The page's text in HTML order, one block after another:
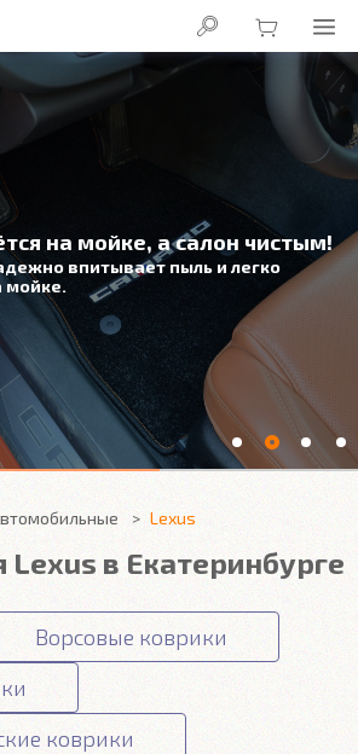
на мойке, а салон чистым!
впитывает пыль и легко
мойке.
Lexus
Lexus в Екатеринбурге
Ворсовые коврики
коврики